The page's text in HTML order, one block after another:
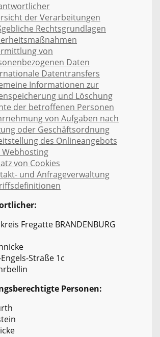
der Verarbeitungen
Rechtsgrundlagen
von
Daten
Datentransfers
Informationen zur
und Löschung
der betroffenen Personen
von Aufgaben nach
oder Geschäftsordnung
des Onlineangebots
Webhosting
von Cookies
und Anfrageverwaltung
Fregatte BRANDENBURG
Straße 1c
Personen: